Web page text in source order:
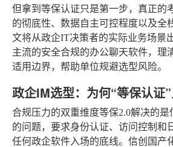
但拿到等保认证只是第一步，真正的
的彻底性、数据自主可控程度以及全
文将从政企IT决策者的实际业务场景
主流的安全合规的办公聊天软件，理
适用边界，帮助单位规避选型风险。
政企IM选型：为何“等保认证”
合规压力的双重维度等保2.0解决的是
的问题，要求身份认证、访问控制和
任何政企软件入场的底线。信创国产